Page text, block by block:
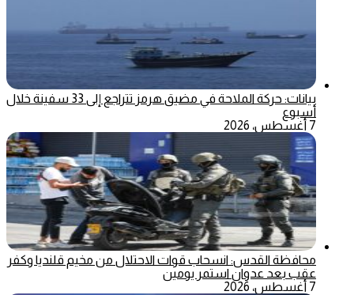
بيانات: حركة الملاحة في مضيق هرمز تتراجع إلى 33 سفينة خلال
أسبوع
7 أغسطس، 2026
محافظة القدس: انسحاب قوات الاحتلال من مخيم قلنديا وكفر
عقب بعد عدوان استمر يومين
7 أغسطس، 2026